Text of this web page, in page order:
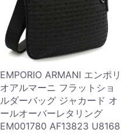
EMPORIO ARMANI エンポリ
オアルマーニ フラットショ
ルダーバッグ ジャカード オ
ールオーバーレタリング
EM001780 AF13823 U8168